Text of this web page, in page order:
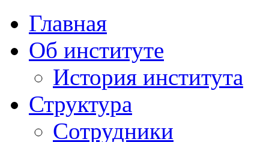
Главная
Об институте
История института
Структура
Сотрудники